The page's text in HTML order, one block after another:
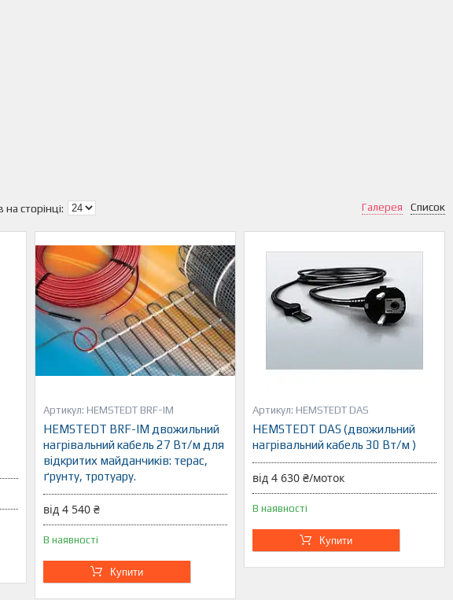
Галерея Список
HEMSTEDT BRF-IM
HEMSTEDT BRF-IM двожильний
нагрівальний кабель 27 Вт/м для
відкритих майданчиків: терас,
ґрунту, тротуару.
від 4 540 ₴
В наявності
Купити
HEMSTEDT DAS
HEMSTEDT DAS (двожильний
нагрівальний кабель 30 Вт/м )
від 4 630 ₴/моток
В наявності
Купити